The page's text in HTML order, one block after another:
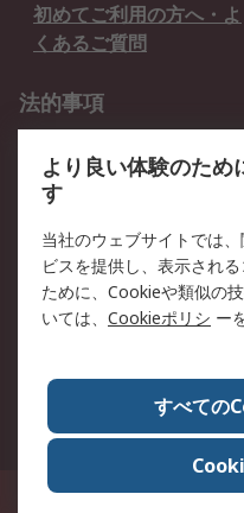
初めてご利用の方へ・よ
くあるご質問
法的事項
クッキーポリシー
RSについて
会社概要
プレスリリース＆お知ら
全世界のRS
ESGへの取り組み（英
〒240-0005 神奈川県横浜市保土
より良い体験のた
す
当社のウェブサイトでは
ビスを提供し、表示され
ために、Cookieや類似の
いては、 Cookieポリシ ー
すべての